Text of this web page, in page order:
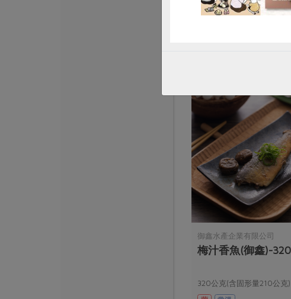
御鑫水產企業有限公司
梅汁香魚(御鑫)-
320公克(含固形量210公克)